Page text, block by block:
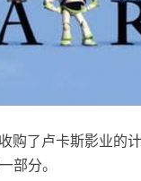
了卢卡斯影业的计
部分。